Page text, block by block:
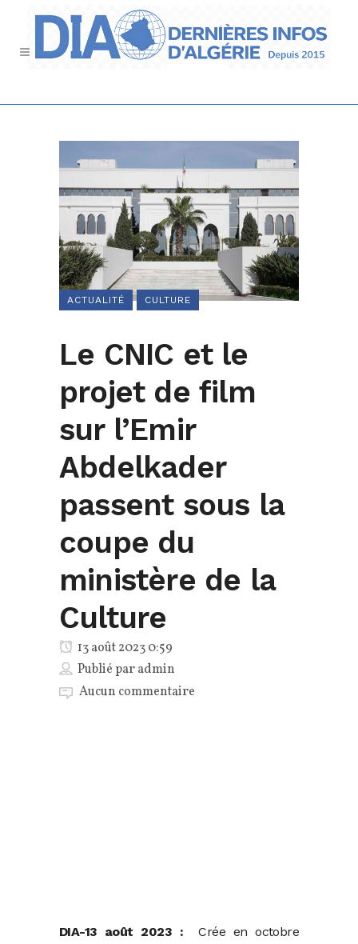
ACTUALITÉ CULTURE
Le CNIC et le
projet de film
sur l’Emir
Abdelkader
passent sous la
coupe du
ministère de la
Culture
13 août 2023 0:59
Publié paradmin
Aucun commentaire
DIA-13 août 2023 :
Crée en octobre